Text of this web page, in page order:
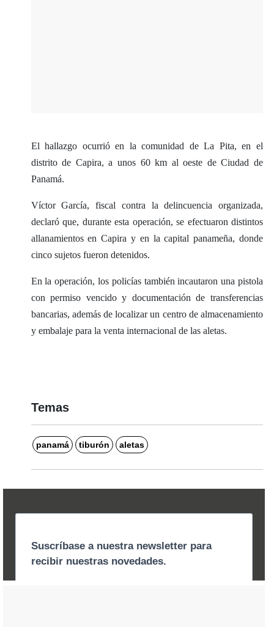
El hallazgo ocurrió en la comunidad de La Pita, en el
distrito de Capira, a unos 60 km al oeste de Ciudad de
Panamá.
Víctor García, fiscal contra la delincuencia organizada,
declaró que, durante esta operación, se efectuaron distintos
allanamientos en Capira y en la capital panameña, donde
cinco sujetos fueron detenidos.
En la operación, los policías también incautaron una pistola
con permiso vencido y documentación de transferencias
bancarias, además de localizar un centro de almacenamiento
y embalaje para la venta internacional de las aletas.
Temas
panamá tiburón aletas